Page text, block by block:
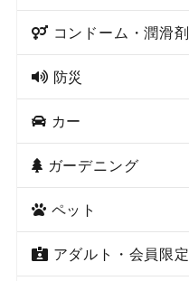
コンドーム・潤滑剤
防災
カー
ガーデニング
ペット
アダルト・会員限定